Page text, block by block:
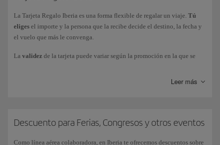
La Tarjeta Regalo Iberia es una forma flexible de regalar un viaje. Tú
eliges el importe y la persona que la recibe decide el destino, la fecha y
el vuelo que más le convenga.
La validez de la tarjeta puede variar según la promoción en la que se
Consultamás informaciónpara conocer todas las condiciones y ofertas
Leer más
Descuento para Ferias, Congresos y otros eventos
Como línea aérea colaboradora, en Iberia te ofrecemos descuentos sobre